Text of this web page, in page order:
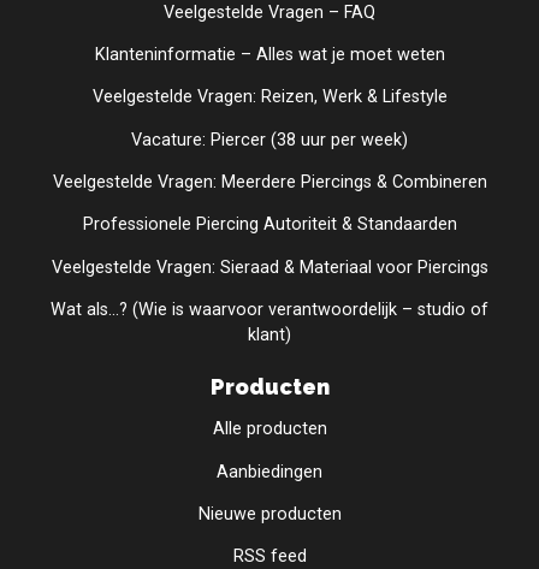
Veelgestelde Vragen – FAQ
Klanteninformatie – Alles wat je moet weten
Veelgestelde Vragen: Reizen, Werk & Lifestyle
Vacature: Piercer (38 uur per week)
Veelgestelde Vragen: Meerdere Piercings & Combineren
Professionele Piercing Autoriteit & Standaarden
Veelgestelde Vragen: Sieraad & Materiaal voor Piercings
Wat als...? (Wie is waarvoor verantwoordelijk – studio of
klant)
Producten
Alle producten
Aanbiedingen
Nieuwe producten
RSS feed